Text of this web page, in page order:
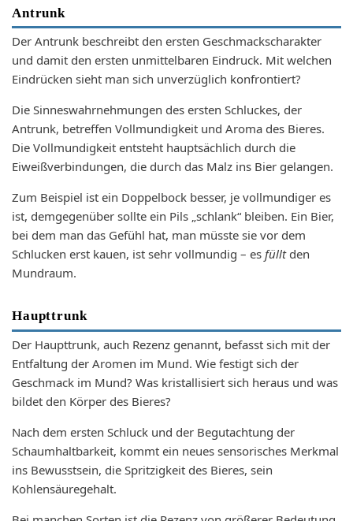
Antrunk
Der Antrunk beschreibt den ersten Geschmackscharakter
und damit den ersten unmittelbaren Eindruck. Mit welchen
Eindrücken sieht man sich unverzüglich konfrontiert?
Die Sinneswahrnehmungen des ersten Schluckes, der
Antrunk, betreffen Vollmundigkeit und Aroma des Bieres.
Die Vollmundigkeit entsteht hauptsächlich durch die
Eiweißverbindungen, die durch das Malz ins Bier gelangen.
Zum Beispiel ist ein Doppelbock besser, je vollmundiger es
ist, demgegenüber sollte ein Pils „schlank“ bleiben. Ein Bier,
bei dem man das Gefühl hat, man müsste sie vor dem
Schlucken erst kauen, ist sehr vollmundig – es fülltden
Mundraum.
Haupttrunk
Der Haupttrunk, auch Rezenz genannt, befasst sich mit der
Entfaltung der Aromen im Mund. Wie festigt sich der
Geschmack im Mund? Was kristallisiert sich heraus und was
bildet den Körper des Bieres?
Nach dem ersten Schluck und der Begutachtung der
Schaumhaltbarkeit, kommt ein neues sensorisches Merkmal
ins Bewusstsein, die Spritzigkeit des Bieres, sein
Kohlensäuregehalt.